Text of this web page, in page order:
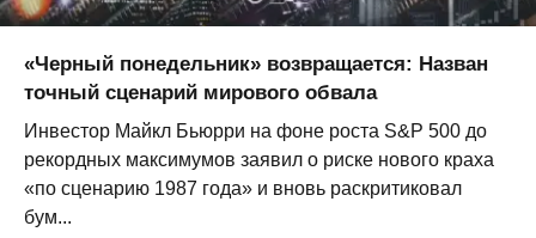
«Черный понедельник» возвращается: Назван
точный сценарий мирового обвала
Инвестор Майкл Бьюрри на фоне роста S&P 500 до
рекордных максимумов заявил о риске нового краха
«по сценарию 1987 года» и вновь раскритиковал
бум...